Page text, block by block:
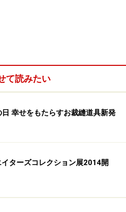
23日（祝） 日曜日休館。
開館
7月19日（金）
て読みたい
幸せをもたらすお裁縫道具新発
ターズコレクション展2014開